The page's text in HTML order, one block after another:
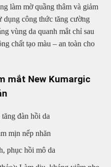
làm mờ quầng thâm và giảm
dụng công thức tăng cường
vùng da quanh mắt chỉ sau
chất tạo màu – an toàn cho
mắt New Kumargic
đàn hồi da
mịn nếp nhăn
phục hồi mô da